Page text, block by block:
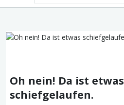
Oh nein! Da ist etwas
schiefgelaufen.